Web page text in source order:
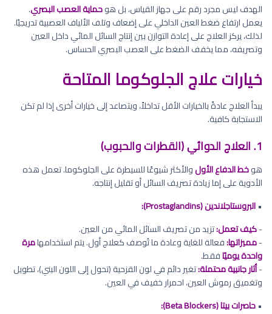
الهدف ليس مجرد رقم على جهاز القياس، بل هوحماية العصب البصري.
يعمل ارتفاع ضغط العين الداخلي على إضعاف وتلف الألياف العصبية تدريجيًا.
لذلك، يركز العلاج على إعادة التوازن بين إنتاج السائل المائي داخل العين
وتصريفه، مما يخفف الضغط على العصب البصري الحساس.
خيارات علاج الجلوكوما المتاحة
يبدأ العلاج عادةً بالخيارات الأقل تداخلاً، ويتصاعد إلى خيارات أخرى إذا لم تكن
الاستجابة كافية.
1. العلاج الدوائي (القطرات والحبوب)
هوخط الدفاع الأولوالأكثر شيوعًا للسيطرة على الجلوكوما. تعمل هذه
الأدوية على إما زيادة تصريف السائل أو تقليل إنتاجه.
•البروستاجلاندين (Prostaglandins):
-كيف تعمل:تزيد من تصريف السائل المائي من العين.
-مميزاتها:فعالة للغاية وعادة ما تُوصف كعلاج أول. يتم استخدامهامرة
واحدة يوميًافقط.
-أثار جانبية محتملة:تغير دائم في لون القزحية (تحول إلى اللون البني)، تطويل
وتغميق رموش العين، احمرار خفيف في العين.
•حاصرات بيتا (Beta Blockers):